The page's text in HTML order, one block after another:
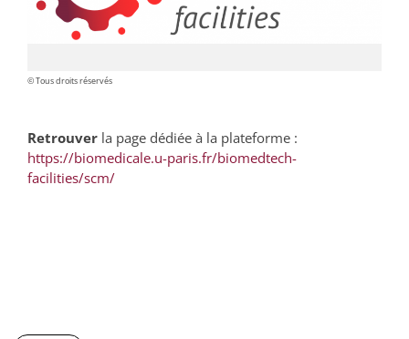
© Tous droits réservés
Retrouver la page dédiée à la plateforme :
https://biomedicale.u-paris.fr/biomedtech-
facilities/scm/